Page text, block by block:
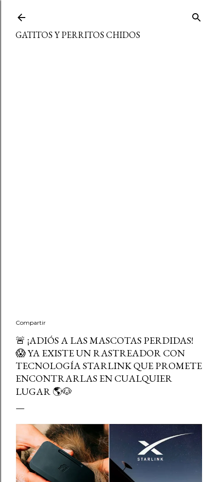
GATITOS Y PERRITOS CHIDOS
Compartir
🚨 ¡ADIÓS A LAS MASCOTAS PERDIDAS!
😱 YA EXISTE UN RASTREADOR CON
TECNOLOGÍA STARLINK QUE PROMETE
ENCONTRARLAS EN CUALQUIER
LUGAR 🌎🐶